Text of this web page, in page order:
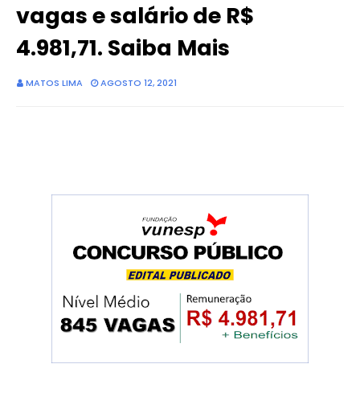
vagas e salário de R$
4.981,71. Saiba Mais
MATOS LIMA AGOSTO 12, 2021